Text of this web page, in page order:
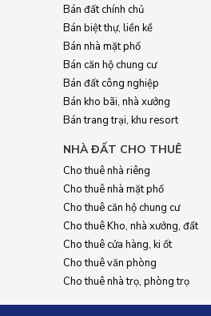
Bán đất chính chủ
Bán biệt thự, liền kề
Bán nhà mặt phố
Bán căn hộ chung cư
Bán đất công nghiệp
Bán kho bãi, nhà xưởng
Bán trang trại, khu resort
NHÀ ĐẤT CHO THUÊ
Cho thuê nhà riêng
Cho thuê nhà mặt phố
Cho thuê căn hộ chung cư
Cho thuê Kho, nhà xưởng, đất
Cho thuê cửa hàng, ki ốt
Cho thuê văn phòng
Cho thuê nhà trọ, phòng trọ